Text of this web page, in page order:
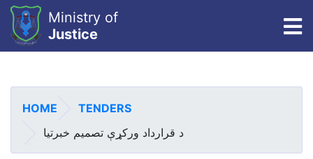
Ministry of
Justice
HOME
TENDERS
د قرارداد ورکړې تصمیم خبرتیا